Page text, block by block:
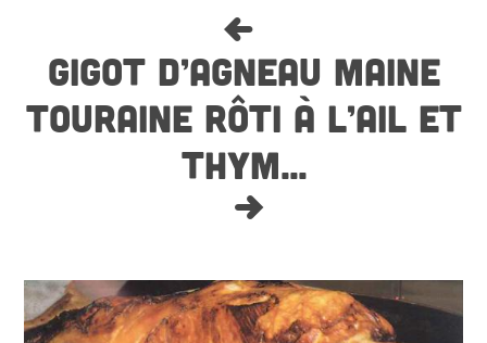
GIGOT D’AGNEAU MAINE
TOURAINE RÔTI À L’AIL ET
THYM...